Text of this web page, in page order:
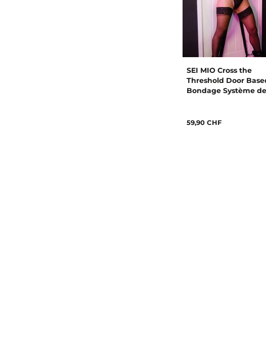
SEI MIO Cross the
Threshold Door
Bondage Système de
59,90 CHF